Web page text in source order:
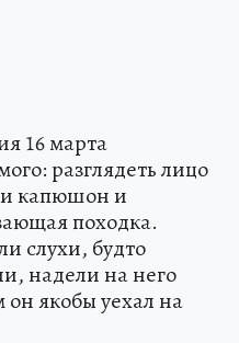
16 марта
разглядеть лицо
капюшон и
походка.
слухи, будто
надели на него
он якобы уехал на